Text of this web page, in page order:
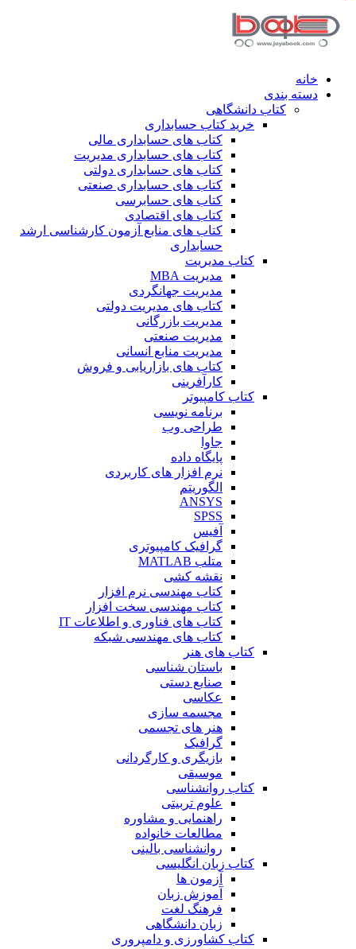
خانه
دسته بندی
کتاب دانشگاهی
خرید کتاب حسابداری
کتاب های حسابداری مالی
کتاب های حسابداری مدیریت
کتاب های حسابداری دولتی
کتاب های حسابداری صنعتی
کتاب های حسابرسی
کتاب های اقتصادی
کتاب های منابع آزمون کارشناسی ارشد
حسابداری
کتاب مدیریت
مدیریت MBA
مدیریت جهانگردی
کتاب های مدیریت دولتی
مدیریت بازرگانی
مدیریت صنعتی
مدیریت منابع انسانی
کتاب های بازاریابی و فروش
کارآفرینی
کتاب کامپیوتر
برنامه نویسی
طراحی وب
جاوا
پایگاه داده
نرم افزار های کاربردی
الگوریتم
ANSYS
SPSS
آفیس
گرافیک کامپیوتری
متلب MATLAB
نقشه کشی
کتاب مهندسی نرم افزار
کتاب مهندسی سخت افزار
کتاب های فناوری و اطلاعات IT
کتاب های مهندسی شبکه
کتاب های هنر
باستان شناسی
صنایع دستی
عکاسی
مجسمه سازی
هنر های تجسمی
گرافیک
بازیگری و کارگردانی
موسیقی
کتاب روانشناسی
علوم تربیتی
راهنمایی و مشاوره
مطالعات خانواده
روانشناسی بالینی
کتاب زبان انگلیسی
آزمون ها
آموزش زبان
فرهنگ لغت
زبان دانشگاهی
کتاب کشاورزی و دامپروری